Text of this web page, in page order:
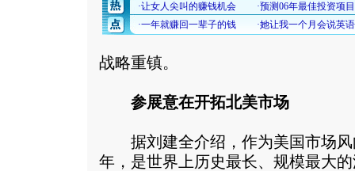
战略重镇。
参展意在开拓北美市场
据刘建全介绍，作为美国市场风
年，是世界上历史最长、规模最大